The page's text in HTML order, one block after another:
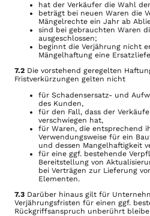
hat der Verkäufer die Wahl
beträgt bei neuen Waren die
Mängelrechte ein Jahr ab
sind bei gebrauchten Waren
ausgeschlossen;
beginnt die Verjährung nicht
Mängelhaftung eine
7.2 Die vorstehend geregelten
Fristverkürzungen gelten nicht
für Schadensersatz- und
des Kunden,
für den Fall, dass der
verschwiegen hat,
für Waren, die entsprechend
Verwendungsweise für ein
und dessen Mangelhaftigkeit
für eine ggf. bestehende
Bereitstellung von
bei Verträgen zur Lieferung
Elementen.
7.3 Darüber hinaus gilt für
Verjährungsfristen für einen ggf.
Rückgriffsanspruch unberührt